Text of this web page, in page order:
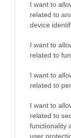
I want to
related to
device
I want to
related to
I want to
related to
I want to
related to
functionality
user
Διαβάστε
Ελλάδα και
BANSKY
ΔΕΙΤΕ
GOOGLE NEWS